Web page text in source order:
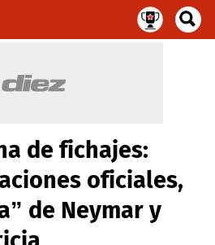
de fichajes:
oficiales,
de Neymar y